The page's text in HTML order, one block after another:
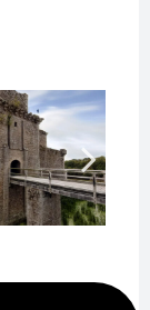
Märkte in
Clisson